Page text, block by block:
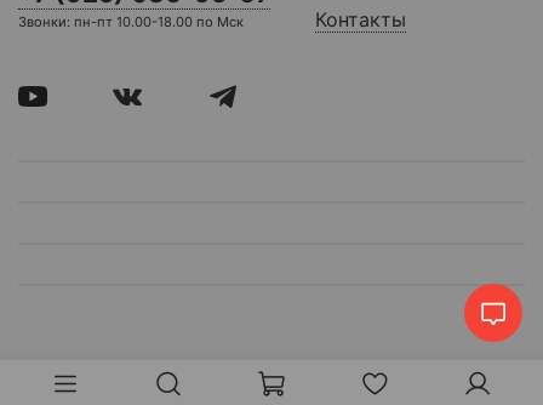
Звонки: пн-пт 10.00-18.00 по Мск
Контакты